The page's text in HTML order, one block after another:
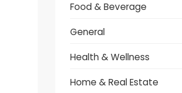
Food & Beverage
General
Health & Wellness
Home & Real Estate